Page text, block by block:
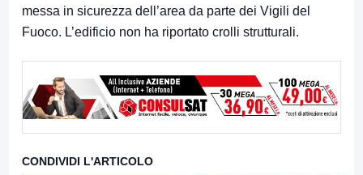
messa in sicurezza dell’area da parte dei Vigili del
Fuoco. L’edificio non ha riportato crolli strutturali.
CONDIVIDI L'ARTICOLO